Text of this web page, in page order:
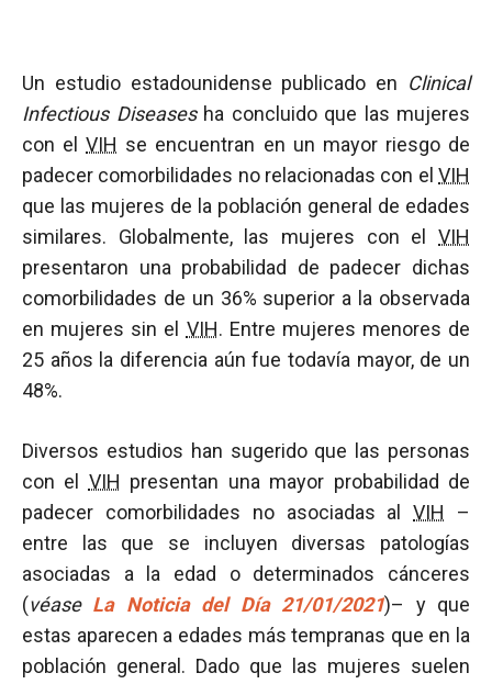
Un estudio estadounidense publicado en Clinical
Infectious Diseasesha concluido que las mujeres
con elVIH se encuentran en un mayor riesgo de
padecer comorbilidades no relacionadas con el VIH
que las mujeres de la población general de edades
similares. Globalmente, las mujeres con el VIH
presentaron una probabilidad de padecer dichas
comorbilidades de un 36% superior a la observada
en mujeres sin el VIH. Entre mujeres menores de
25 años la diferencia aún fue todavía mayor, de un
48%.
Diversos estudios han sugerido que las personas
con el VIH presentan una mayor probabilidad de
padecer comorbilidades no asociadas alVIH
–
entre las que se incluyen diversas patologías
asociadas a la edad o determinados cánceres
(véase La Noticia del Día 21/01/2021)– y que
estas aparecen a edades más tempranas que en la
población general. Dado que las mujeres suelen